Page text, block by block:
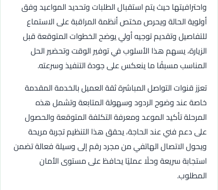
واحترافيتها حيث يتم استقبال الطلبات وتحديد المواعيد وفق
أولوية الحالة ويحرص مختص أنظمة المراقبة على الاستماع
للتفاصيل وتقديم توجيه أولي يوضح الخطوات المتوقعة قبل
الزيارة، يسهم هذا الأسلوب في توفير الوقت وتحضير الحل
المناسب مسبقًا ما ينعكس على جودة التنفيذ وسرعته.
تعزز قنوات التواصل المباشرة ثقة العميل بالخدمة المقدمة
خاصة عند وضوح الردود وسهولة المتابعة وتشمل هذه
المرحلة تأكيد الموعد ومعرفة التكلفة المتوقعة والحصول
على دعم فني عند الحاجة، يحقق هذا التنظيم تجربة مريحة
ويحول الاتصال الهاتفي من مجرد رقم إلى وسيلة فعالة تضمن
استجابة سريعة وحلًا عمليًا يحافظ على مستوى الأمان
المطلوب.